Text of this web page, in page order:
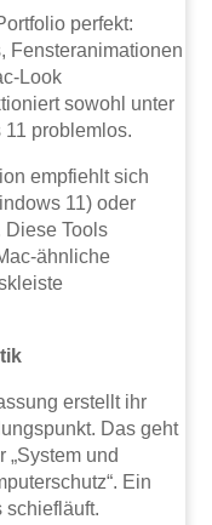
perfekt:
Fensteranimationen
Look
sowohl unter
problemlos.
empfiehlt sich
11) oder
Diese Tools
ähnliche
erstellt ihr
Das geht
„System und
Ein
schiefläuft.